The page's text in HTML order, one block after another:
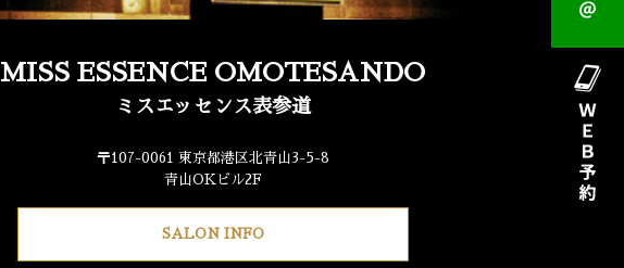
MISS ESSENCE OMOTESANDO
ミスエッセンス表参道
〒107-0061 東京都港区北青山3-5-8
青山OKビル2F
SALON INFO